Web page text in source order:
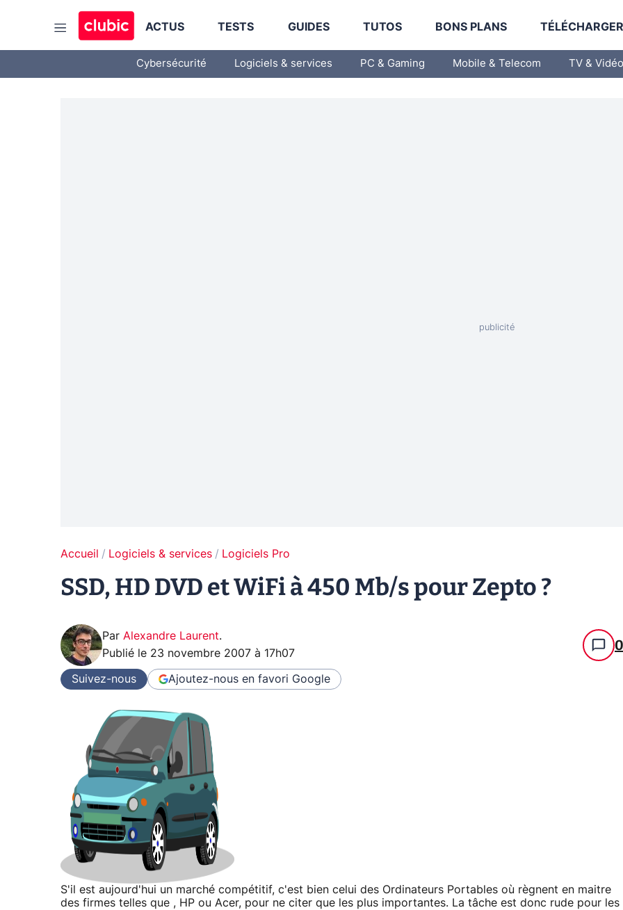
ACTUS TESTS GUIDES TUTOS BONS PLANS
Cybersécurité Logiciels & services PC & Gaming Mobile & Telecom TV & Vidéo
Accueil Logiciels & services Logiciels Pro
SSD, HD DVD et WiFi à 450 Mb/s pour Zepto ?
Par Alexandre Laurent.
Publié le 23 novembre 2007 à 17h07 0
Suivez-nous Ajoutez-nous en favori Google
S'il est aujourd'hui un marché compétitif, c'est bien celui des Ordinateurs Portables où règnent en maitre
des firmes telles que , HP ou Acer, pour ne citer que les plus importantes. La tâche est donc rude pour les